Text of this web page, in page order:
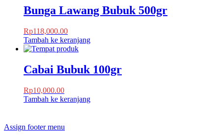
Bunga Lawang Bubuk 500gr
Rp118,000.00
Tambah ke keranjang
Cabai Bubuk 100gr
Rp10,000.00
Tambah ke keranjang
Assign footer menu